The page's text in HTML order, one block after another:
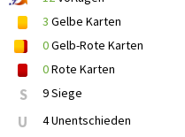
3 Gelbe Karten
0Gelb-Rote Karten
0Rote Karten
S 9 Siege
U 4 Unentschieden